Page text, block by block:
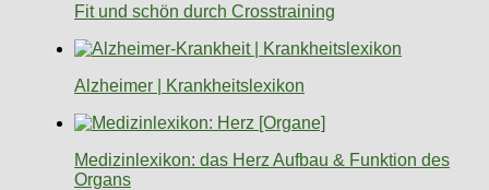
Fit und schön durch Crosstraining
Alzheimer | Krankheitslexikon
Medizinlexikon: das Herz Aufbau & Funktion des
Organs